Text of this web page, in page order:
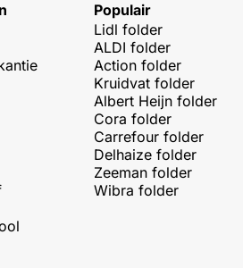
Populair
Lidl folder
ALDI folder
Action folder
Kruidvat folder
Albert Heijn folder
Cora folder
Carrefour folder
Delhaize folder
Zeeman folder
Wibra folder